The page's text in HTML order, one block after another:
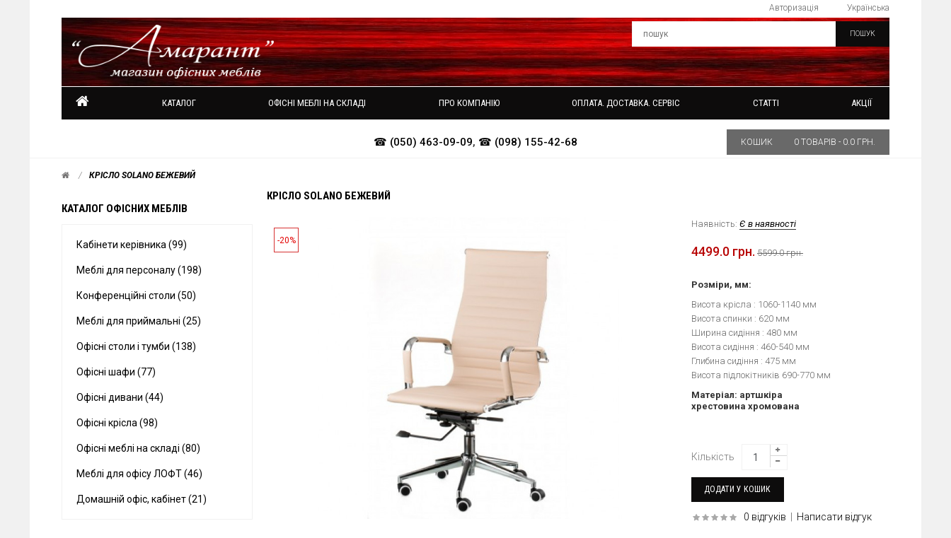
Українська
Авторизація
ПОШУК
КАТАЛОГ ОФІСНІ МЕБЛІ НА СКЛАДІ ПРО КОМПАНІЮ ОПЛАТА. ДОСТАВКА. СЕРВІС СТАТТІ АКЦІЇ
☎ (050) 463-09-09, ☎ (098) 155-42-68 КОШИК 0 ТОВАРІВ - 0.0 ГРН.
КРІСЛО SOLANO БЕЖЕВИЙ
КАТАЛОГ ОФІСНИХ МЕБЛІВ
Кабінети керівника (99)
Меблі для персоналу (198)
Конференційні столи (50)
Меблі для приймальні (25)
Офісні столи і тумби (138)
Офісні шафи (77)
Офісні дивани (44)
Офісні крісла (98)
Офісні меблі на складі (80)
Меблі для офісу ЛОФТ (46)
Домашній офіс, кабінет (21)
КРІСЛО SOLANO БЕЖЕВИЙ
-20%
Наявність: Є в наявності
4499.0 грн. 5599.0 грн.
Розміри, мм:
Висота крісла : 1060-1140 мм
Висота спинки : 620 мм
Ширина сидіння : 480 мм
Висота сидіння : 460-540 мм
Глибина сидіння : 475 мм
Висота підлокітників 690-770 мм
Матеріал: артшкіра
хрестовина хромована
Кількість
0 відгуків Написати відгук